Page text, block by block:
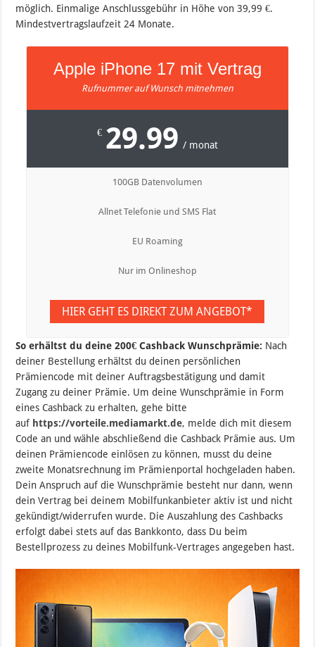
möglich. Einmalige Anschlussgebühr in Höhe von 39,99 €.
Mindestvertragslaufzeit 24 Monate.
Apple iPhone 17 mit Vertrag
Rufnummer auf Wunsch mitnehmen
€ 29.99 / monat
100GB Datenvolumen
Allnet Telefonie und SMS Flat
EU Roaming
Nur im Onlineshop
HIER GEHT ES DIREKT ZUM ANGEBOT*
So erhältst du deine 200€ Cashback Wunschprämie: Nach
deiner Bestellung erhältst du deinen persönlichen
Prämiencode mit deiner Auftragsbestätigung und damit
Zugang zu deiner Prämie. Um deine Wunschprämie in Form
eines Cashback zu erhalten, gehe bitte
auf https://vorteile.mediamarkt.de, melde dich mit diesem
Code an und wähle abschließend die Cashback Prämie aus. Um
deinen Prämiencode einlösen zu können, musst du deine
zweite Monatsrechnung im Prämienportal hochgeladen haben.
Dein Anspruch auf die Wunschprämie besteht nur dann, wenn
dein Vertrag bei deinem Mobilfunkanbieter aktiv ist und nicht
gekündigt/widerrufen wurde. Die Auszahlung des Cashbacks
erfolgt dabei stets auf das Bankkonto, dass Du beim
Bestellprozess zu deines Mobilfunk-Vertrages angegeben hast.